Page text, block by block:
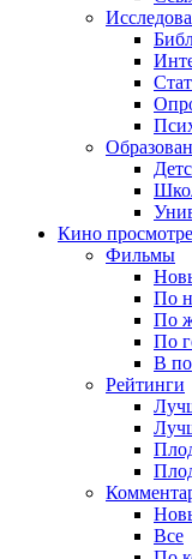
Кино
Фильмы
По
По
По
В
Рейтинги
Все